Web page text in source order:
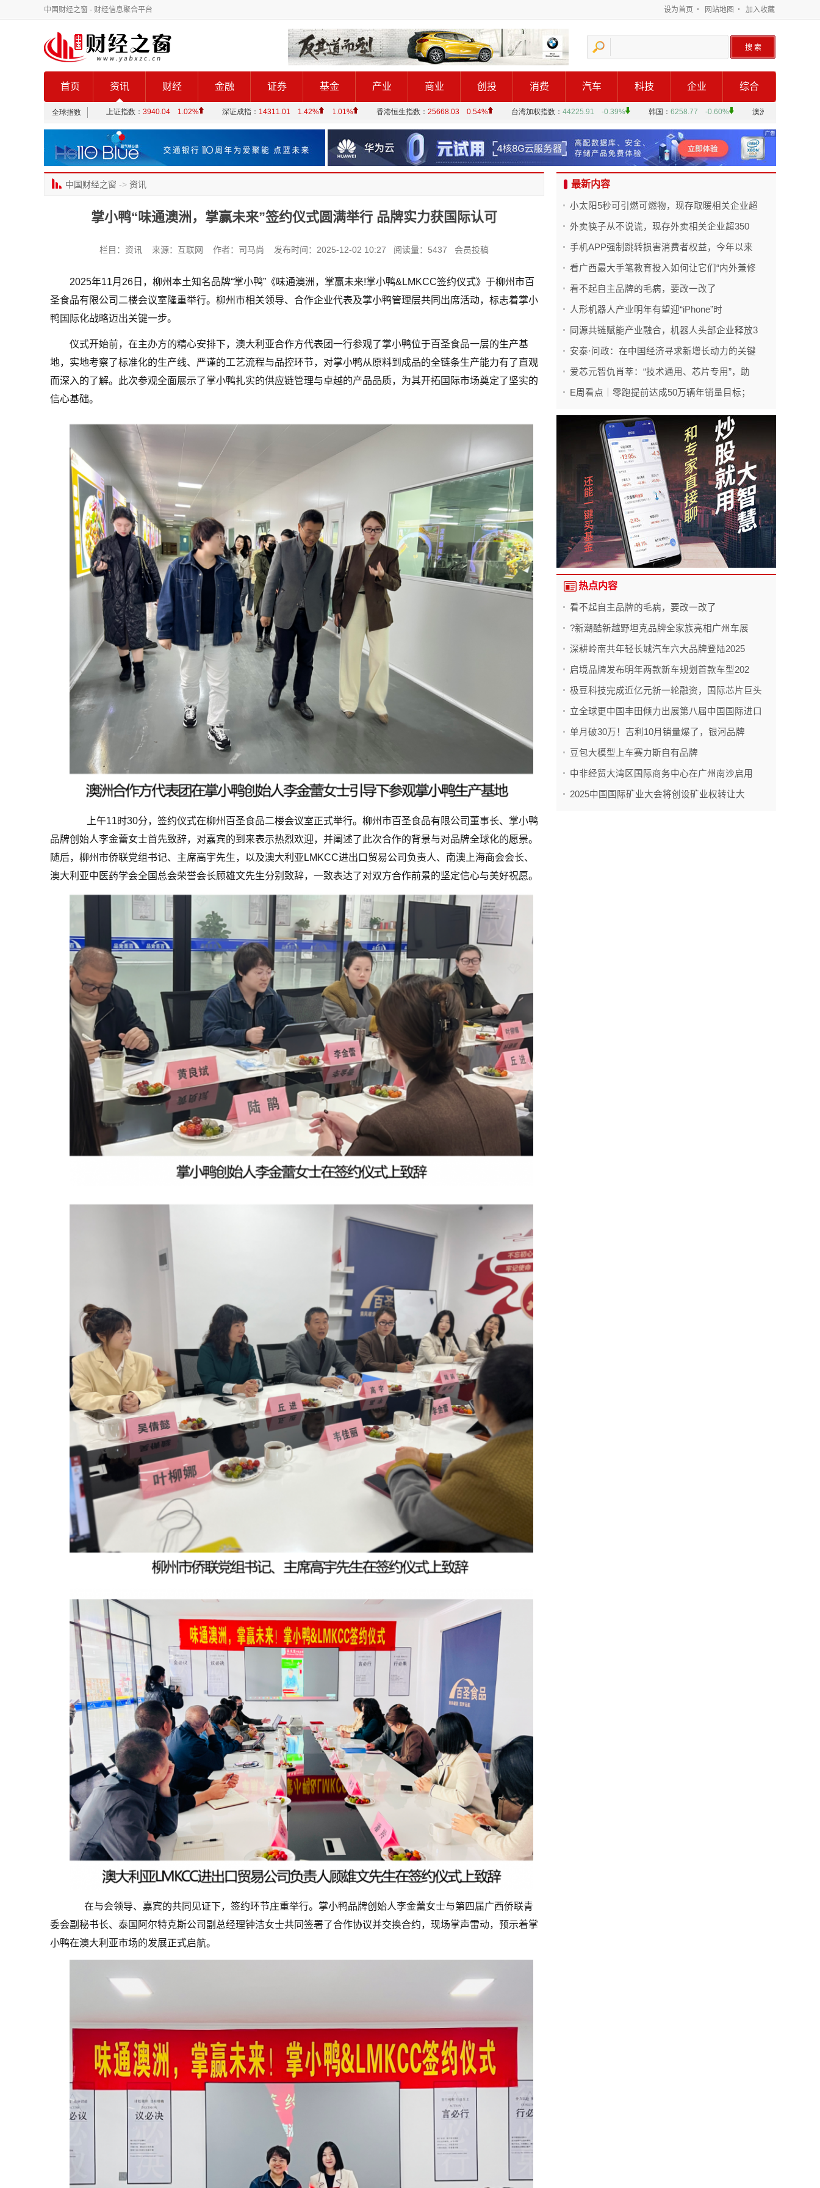
中国财经之窗 - 财经信息聚合平台 设为首页 ・ 网站地图 ・ 加入收藏
首页 资讯 财经 金融 证券 基金 产业 商业 创投 消费 汽车 科技 企业 综合
中国财经之窗 -> 资讯
掌小鸭“味通澳洲，掌赢未来”签约仪式圆满举行 品牌实力获国际认可
栏目：资讯 来源：互联网 作者：司马尚 发布时间：2025-12-02 10:27 阅读量：5437 会员投稿
2025年11月26日，柳州本土知名品牌“掌小鸭”《味通澳洲，掌赢未来!掌小鸭&LMKCC签约仪式》于柳州市百
圣食品有限公司二楼会议室隆重举行。柳州市相关领导、合作企业代表及掌小鸭管理层共同出席活动，标志着掌小
鸭国际化战略迈出关键一步。
仪式开始前，在主办方的精心安排下，澳大利亚合作方代表团一行参观了掌小鸭位于百圣食品一层的生产基
地，实地考察了标准化的生产线、严谨的工艺流程与品控环节，对掌小鸭从原料到成品的全链条生产能力有了直观
而深入的了解。此次参观全面展示了掌小鸭扎实的供应链管理与卓越的产品品质，为其开拓国际市场奠定了坚实的
信心基础。
上午11时30分，签约仪式在柳州百圣食品二楼会议室正式举行。柳州市百圣食品有限公司董事长、掌小鸭
品牌创始人李金蕾女士首先致辞，对嘉宾的到来表示热烈欢迎，并阐述了此次合作的背景与对品牌全球化的愿景。
随后，柳州市侨联党组书记、主席高宇先生，以及澳大利亚LMKCC进出口贸易公司负责人、南澳上海商会会长、
澳大利亚中医药学会全国总会荣誉会长顾雄文先生分别致辞，一致表达了对双方合作前景的坚定信心与美好祝愿。
在与会领导、嘉宾的共同见证下，签约环节庄重举行。掌小鸭品牌创始人李金蕾女士与第四届广西侨联青
委会副秘书长、泰国阿尔特克斯公司副总经理钟洁女士共同签署了合作协议并交换合约，现场掌声雷动，预示着掌
小鸭在澳大利亚市场的发展正式启航。
最新内容
小太阳5秒可引燃可燃物，现存取暖相关企业超
外卖筷子从不说谎，现存外卖相关企业超350
手机APP强制跳转损害消费者权益，今年以来
看广西最大手笔教育投入如何让它们“内外兼修
看不起自主品牌的毛病，要改一改了
人形机器人产业明年有望迎“iPhone”时
同源共链赋能产业融合，机器人头部企业释放3
安泰·问政：在中国经济寻求新增长动力的关键
爱芯元智仇肖莘：“技术通用、芯片专用”，助
E周看点｜零跑提前达成50万辆年销量目标；
热点内容
看不起自主品牌的毛病，要改一改了
?新潮酷新越野坦克品牌全家族亮相广州车展
深耕岭南共年轻长城汽车六大品牌登陆2025
启境品牌发布明年两款新车规划首款车型202
极豆科技完成近亿元新一轮融资，国际芯片巨头
立全球更中国丰田倾力出展第八届中国国际进口
单月破30万！吉利10月销量爆了，银河品牌
豆包大模型上车赛力斯自有品牌
中非经贸大湾区国际商务中心在广州南沙启用
2025中国国际矿业大会将创设矿业权转让大